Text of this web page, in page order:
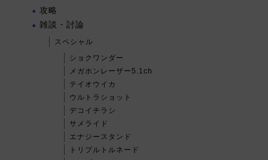
攻略
雑談・討論
スペシャル
ショクワンダー
メガホンレーザー5.1ch
テイオウイカ
ウルトラショット
デコイチラシ
サメライド
エナジースタンド
トリプルトルネード